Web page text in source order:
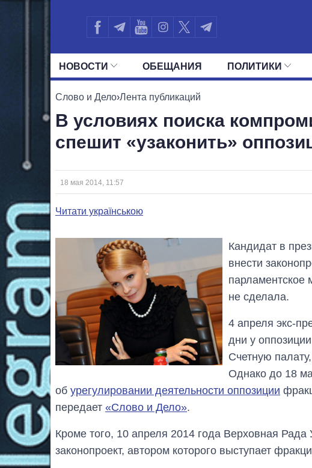
НОВОСТИ ОБЕЩАНИЯ ПОЛИТИКИ
ВСЕ ПОЛИТИКИ
Слово и Дело›Лента публикаций
В условиях поиска
спешит «узаконить»
18 мая 2014, 11:57
Читати українською
Кандидат в
внести
парламентское
не сделала.
4 апреля экс-
дни у
Счетную
Однако до 18
об урегулировании деятельности оппозиции
передает «Слово и Дело».
Кроме того, 10 апреля 2014 года Верховная Рада
законопроект, автором которого выступает